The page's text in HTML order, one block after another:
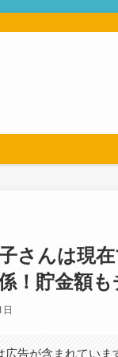
子さんは現
！貯金額も
告が含まれていま